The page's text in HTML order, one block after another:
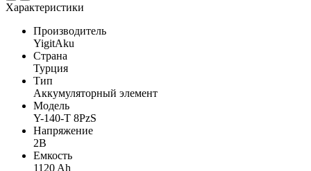
Характеристики
Производитель
YigitAku
Страна
Турция
Тип
Аккумуляторный элемент
Модель
Y-140-T 8PzS
Напряжение
2В
Емкость
1120 Ah